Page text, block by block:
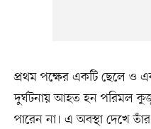
প্রথম পক্ষের একটি ছেলে ও
দুর্ঘটনায় আহত হন পরিমল
পারেন না। এ অবস্থা দেখে তাঁর